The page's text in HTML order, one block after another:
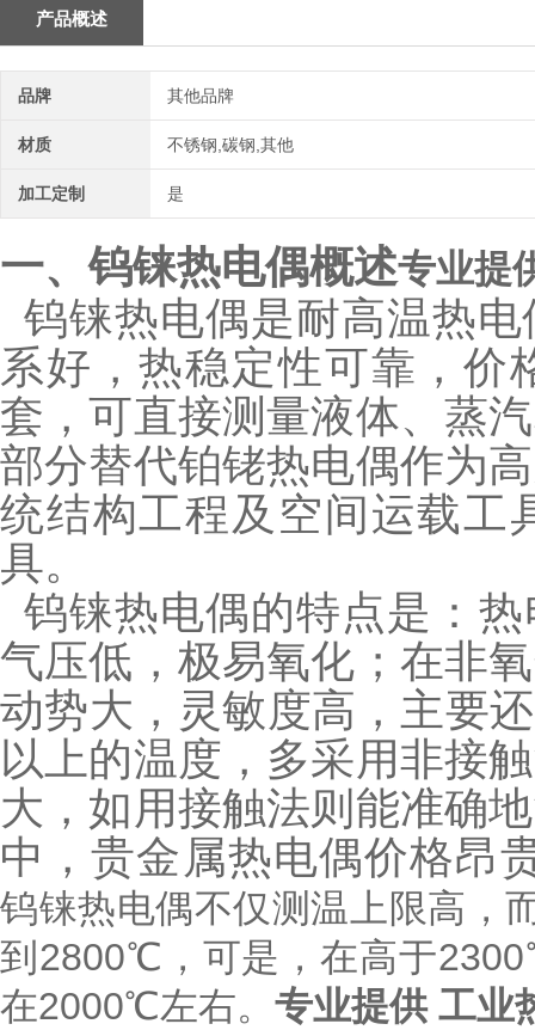
产品概述
品牌 其他品牌
材质 不锈钢,碳钢,其他
加工定制 是
一、钨铼热电偶概述专业提
钨铼热电偶是耐高温热
系好，热稳定性可靠，价
套，可直接测量液体、蒸
部分替代铂铑热电偶作为
统结构工程及空间运载工
具。
钨铼热电偶的特点是：
气压低，极易氧化；在非
动势大，灵敏度高，主要
以上的温度，多采用非接
大，如用接触法则能准确
中，贵金属热电偶价格昂
钨铼热电偶不仅测温上限高，
到2800℃，可是，在高于
在2000℃左右。 专业提供 工业